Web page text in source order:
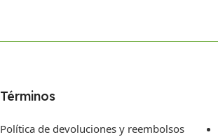
Términos
Política de devoluciones y reembolsos